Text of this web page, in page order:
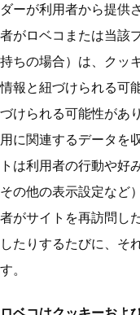
ダーが利用者から提供
者がロベコまたは当該
持ちの場合）は、クッ
情報と紐づけられる可
づけられる可能性があ
用に関連するデータを
トは利用者の行動や好
その他の表示設定など
者がサイトを再訪問し
したりするたびに、そ
す。